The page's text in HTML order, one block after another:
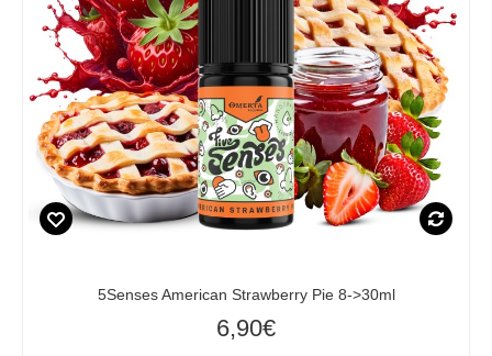
5Senses American Strawberry Pie 8->30ml
6,90€